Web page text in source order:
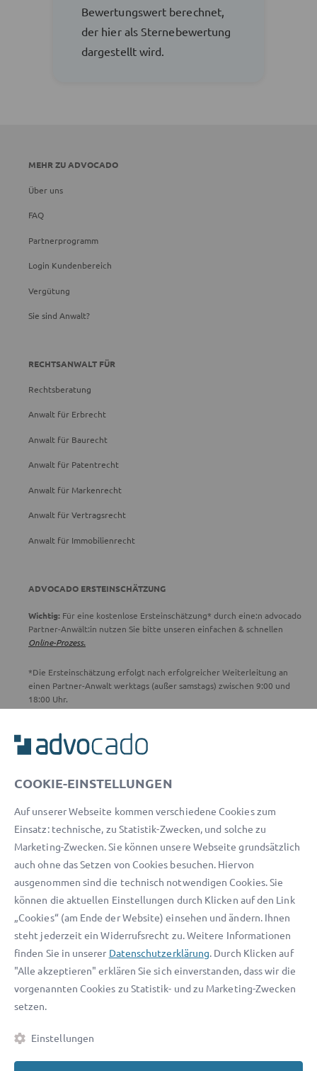
Bewertungswert berechnet,
der hier als Sternebewertung
dargestellt wird.
MEHR ZU ADVOCADO
Über uns
FAQ
Partnerprogramm
Login Kundenbereich
Vergütung
Sie sind Anwalt?
RECHTSANWALT FÜR
Rechtsberatung
Anwalt für Erbrecht
Anwalt für Baurecht
Anwalt für Patentrecht
Anwalt für Markenrecht
Anwalt für Vertragsrecht
Anwalt für Immobilienrecht
ADVOCADO ERSTEINSCHÄTZUNG
Wichtig: Für eine kostenlose Ersteinschätzung* durch eine:n advocado
Partner-Anwält:in nutzen Sie bitte unseren einfachen & schnellen
Online-Prozess.
*Die Ersteinschätzung erfolgt nach erfolgreicher Weiterleitung an
einen Partner-Anwalt werktags (außer samstags) zwischen 9:00 und
18:00 Uhr.
ADVOCADO SERVICE
E-Mail:service@advocado.com
© 2026 advocado - einfach online den passenden Rechtsanwalt finden
Auszeichnungen:
COOKIE-EINSTELLUNGEN
Auf unserer Webseite kommen verschiedene Cookies zum
Einsatz: technische, zu Statistik-Zwecken, und solche zu
Marketing-Zwecken. Sie können unsere Webseite grundsätzlich
auch ohne das Setzen von Cookies besuchen. Hiervon
ausgenommen sind die technisch notwendigen Cookies. Sie
können die aktuellen Einstellungen durch Klicken auf den Link
„Cookies“ (am Ende der Website) einsehen und ändern. Ihnen
steht jederzeit ein Widerrufsrecht zu. Weitere Informationen
finden Sie in unserer Datenschutzerklärung. Durch Klicken auf
"Alle akzeptieren" erklären Sie sich einverstanden, dass wir die
vorgenannten Cookies zu Statistik- und zu Marketing-Zwecken
setzen.
Einstellungen